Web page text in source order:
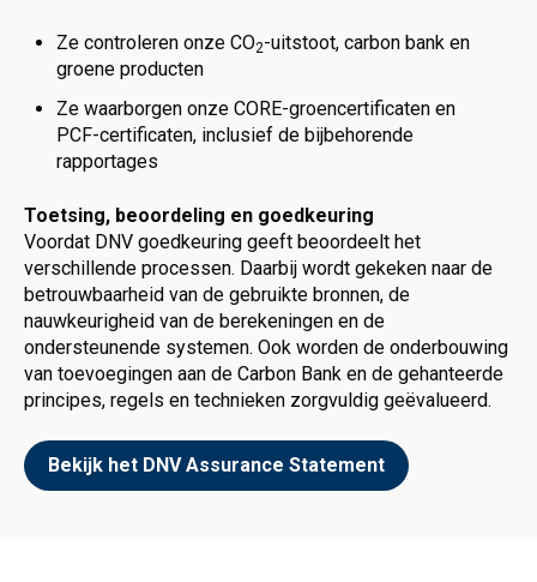
Ze controleren onze CO2-uitstoot, carbon bank en
groene producten
Ze waarborgen onze CORE-groencertificaten en
PCF-certificaten, inclusief de bijbehorende
rapportages
Toetsing, beoordeling en goedkeuring
Voordat DNV goedkeuring geeft beoordeelt het
verschillende processen. Daarbij wordt gekeken naar de
betrouwbaarheid van de gebruikte bronnen, de
nauwkeurigheid van de berekeningen en de
ondersteunende systemen. Ook worden de onderbouwing
van toevoegingen aan de Carbon Bank en de gehanteerde
principes, regels en technieken zorgvuldig geëvalueerd.
Bekijk het DNV Assurance Statement